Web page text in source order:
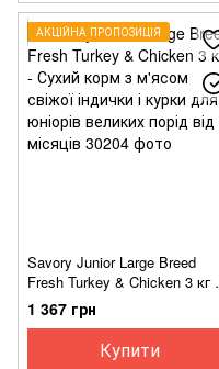
АКЦІЙНА ПРОПОЗИЦІЯ
Savory Junior Large Breed
Fresh Turkey & Chicken 3 кг -
Сухий корм з м'ясом свіжої
індички і курки для юніорів
великих порід від 3 місяців
1 367 грн
Купити